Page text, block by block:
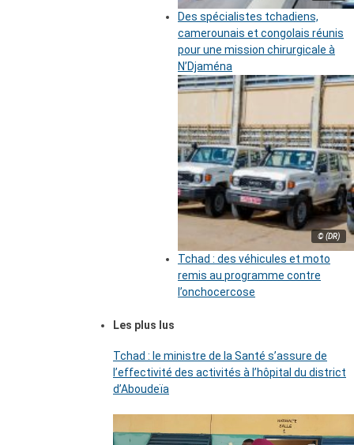
Des spécialistes tchadiens,
camerounais et congolais réunis
pour une mission chirurgicale à
N’Djaména
© (DR)
Tchad : des véhicules et moto
remis au programme contre
l’onchocercose
Les plus lus
Tchad : le ministre de la Santé s’assure de
l’effectivité des activités à l’hôpital du district
d’Aboudeïa